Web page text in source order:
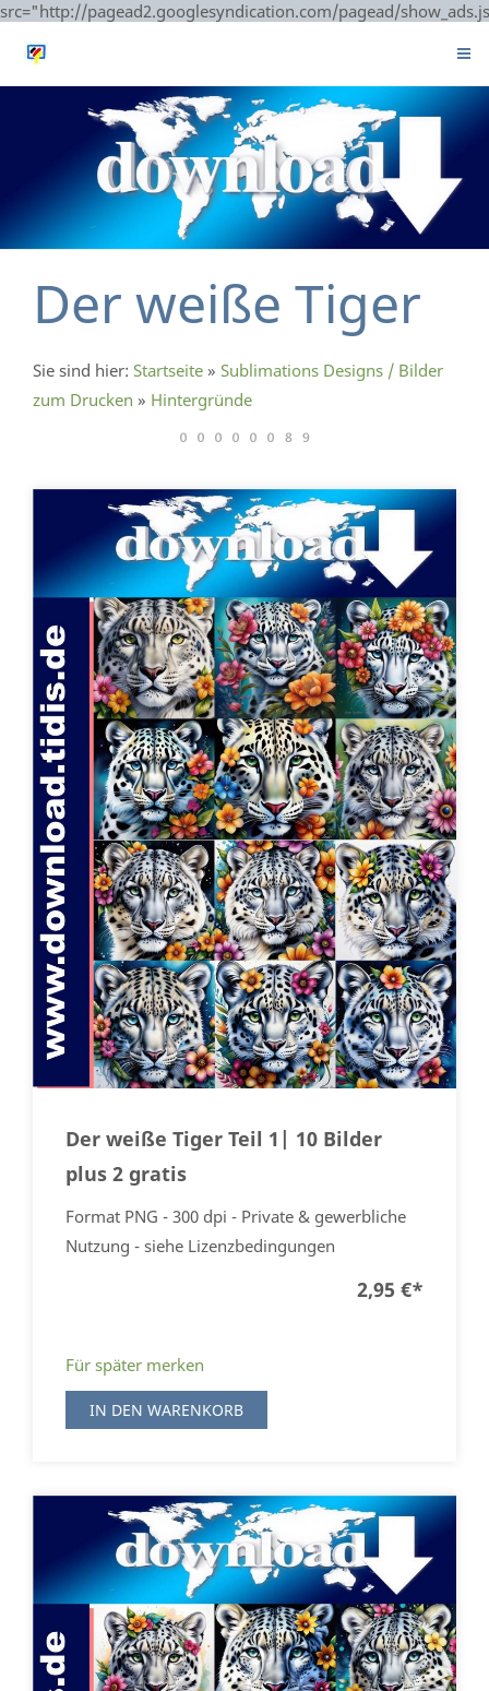
src="http://pagead2.googlesyndication.com/pagead/
Der weiße Tiger
Sie sind hier: Startseite » Sublimations Designs / Bilder
zum Drucken » Hintergründe
Der weiße Tiger Teil 1| 10 Bilder
plus 2 gratis
Format PNG - 300 dpi - Private & gewerbliche
Nutzung - siehe Lizenzbedingungen
2,95 €*
Für später merken
IN DEN WARENKORB